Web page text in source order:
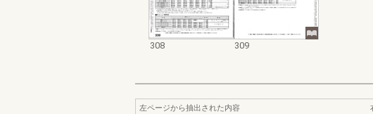
308 309
左ページから抽出された内容